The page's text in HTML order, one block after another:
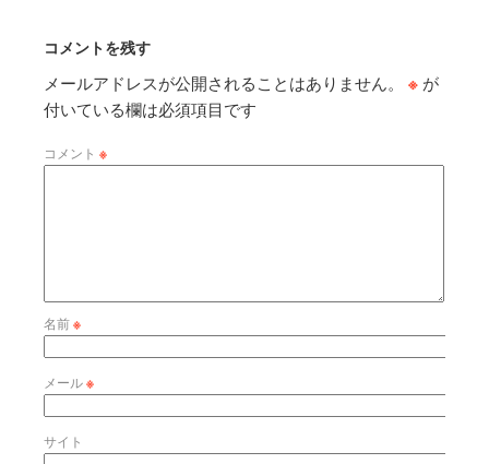
コメントを残す
メールアドレスが公開されることはありません。 ※ が
付いている欄は必須項目です
コメント ※
名前※
メール※
サイト